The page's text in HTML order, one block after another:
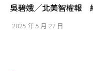
吳碧娥╱北美智權報
2025 年 5 月 27 日